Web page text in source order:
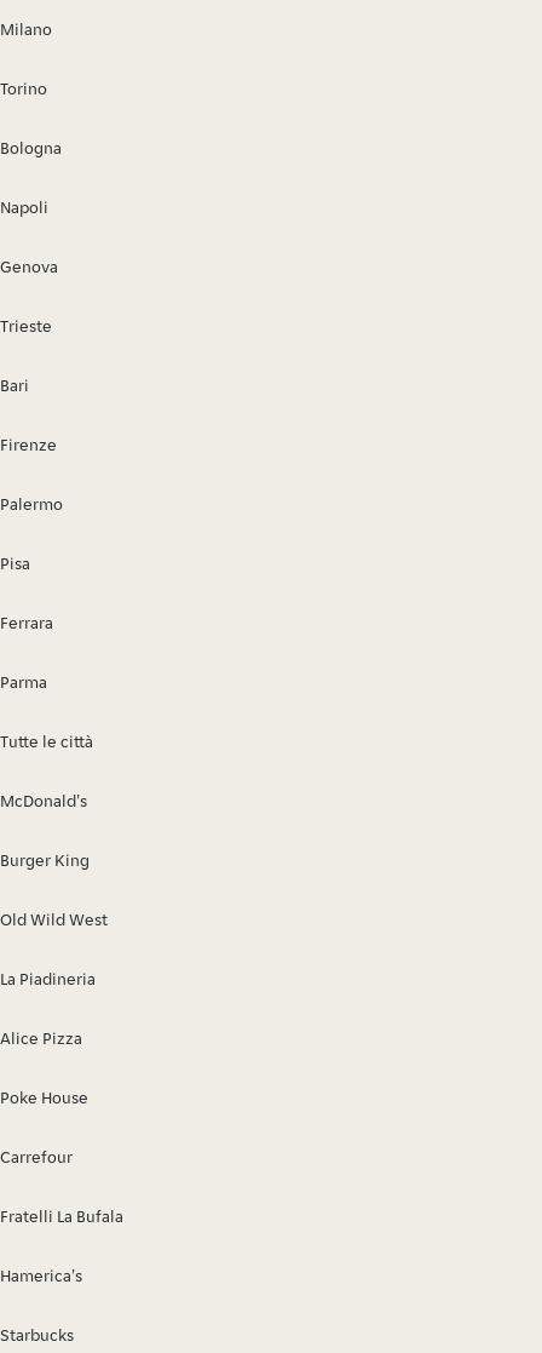
Milano
Torino
Bologna
Napoli
Genova
Trieste
Bari
Firenze
Palermo
Pisa
Ferrara
Parma
Tutte le città
McDonald's
Burger King
Old Wild West
La Piadineria
Alice Pizza
Poke House
Carrefour
Fratelli La Bufala
Hamerica's
Starbucks